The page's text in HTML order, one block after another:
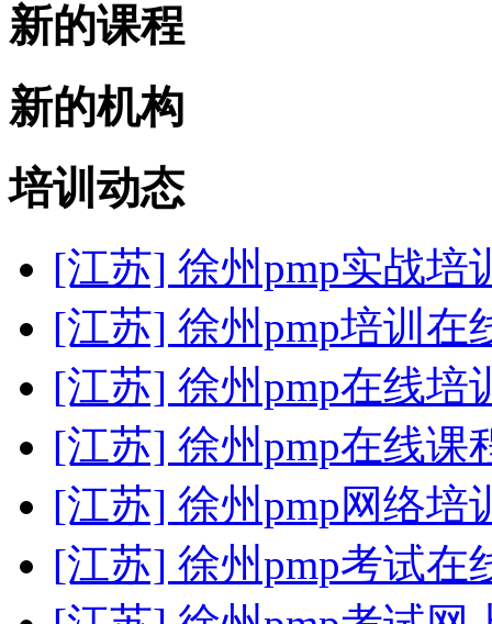
新的课程
新的机构
培训动态
[江苏] 徐州pmp实战培
[江苏] 徐州pmp培训在
[江苏] 徐州pmp在线培
[江苏] 徐州pmp在线课
[江苏] 徐州pmp网络培
[江苏] 徐州pmp考试在